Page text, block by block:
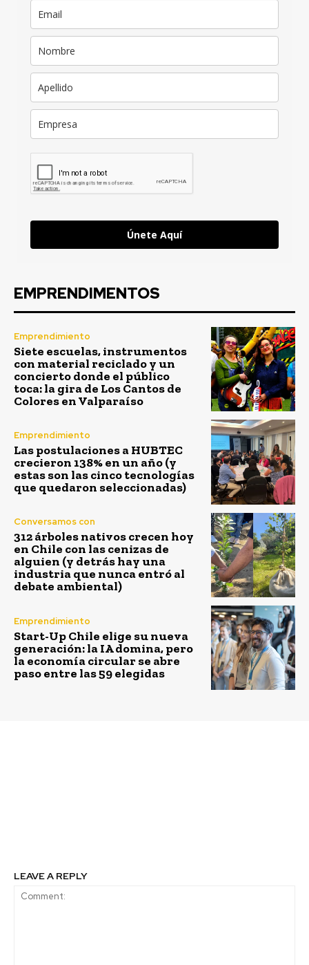
Únete Aquí
EMPRENDIMENTOS
Emprendimiento
Siete escuelas, instrumentos
con material reciclado y un
concierto donde el público
toca: la gira de Los Cantos de
Colores en Valparaíso
Emprendimiento
Las postulaciones a HUBTEC
crecieron 138% en un año (y
estas son las cinco tecnologías
que quedaron seleccionadas)
Conversamos con
312 árboles nativos crecen hoy
en Chile con las cenizas de
alguien (y detrás hay una
industria que nunca entró al
debate ambiental)
Emprendimiento
Start-Up Chile elige su nueva
generación: la IA domina, pero
la economía circular se abre
paso entre las 59 elegidas
LEAVE A REPLY